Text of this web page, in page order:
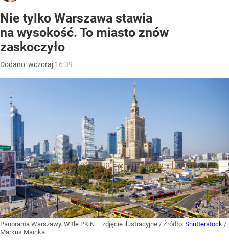
Nie tylko Warszawa stawia
na wysokość. To miasto znów
zaskoczyło
Dodano:wczoraj 16:39
Panorama Warszawy. W tle PKiN – zdjęcie ilustracyjne / Źródło: Shutterstock /
Markus Mainka